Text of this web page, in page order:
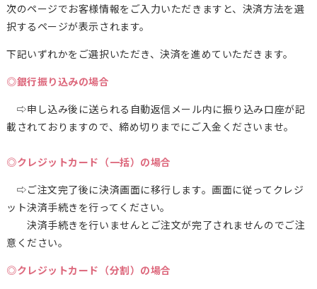
次のページでお客様情報をご入力いただきますと、決済方法を選
択するページが表示されます。
下記いずれかをご選択いただき、決済を進めていただきます。
◎銀行振り込みの場合
⇨申し込み後に送られる自動返信メール内に振り込み口座が記
載されておりますので、締め切りまでにご入金くださいませ。
◎クレジットカード（一括）の場合
⇨ご注文完了後に決済画面に移行します。画面に従ってクレジ
ット決済手続きを行ってください。
決済手続きを行いませんとご注文が完了されませんのでご注
意ください。
◎クレジットカード（分割）の場合